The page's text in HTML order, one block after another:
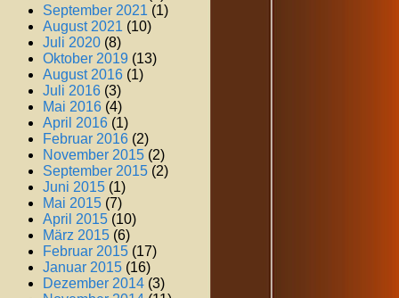
September 2021 (1)
August 2021 (10)
Juli 2020 (8)
Oktober 2019 (13)
August 2016 (1)
Juli 2016 (3)
Mai 2016 (4)
April 2016 (1)
Februar 2016 (2)
November 2015 (2)
September 2015 (2)
Juni 2015 (1)
Mai 2015 (7)
April 2015 (10)
März 2015 (6)
Februar 2015 (17)
Januar 2015 (16)
Dezember 2014 (3)